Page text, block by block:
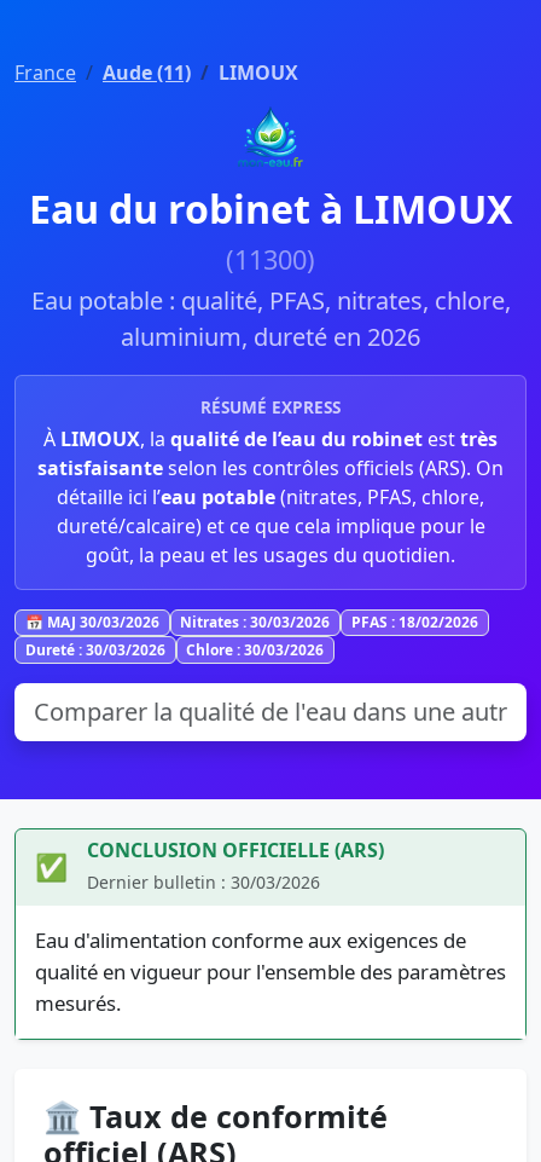
France Aude (11) LIMOUX
Eau du robinet à LIMOUX
(11300)
Eau potable : qualité, PFAS, nitrates, chlore,
aluminium, dureté en 2026
RÉSUMÉ EXPRESS
À LIMOUX, la qualité de l’eau du robinet esttrès
satisfaisanteselon les contrôles officiels (ARS). On
détaille ici l’eau potable(nitrates, PFAS, chlore,
dureté/calcaire) et ce que cela implique pour le
goût, la peau et les usages du quotidien.
📅 MAJ 30/03/2026 Nitrates : 30/03/2026
PFAS : 18/02/2026
Dureté : 30/03/2026
Chlore : 30/03/2026
✅ CONCLUSION OFFICIELLE (ARS)
Dernier bulletin : 30/03/2026
Eau d'alimentation conforme aux exigences de
qualité en vigueur pour l'ensemble des paramètres
mesurés.
🏛️ Taux de conformité
officiel (ARS)